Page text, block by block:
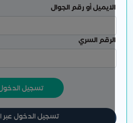
الايميل أو رقم الجوال
الرقم السري
تسجيل الدخول
تسجيل الدخول عبر الجوال